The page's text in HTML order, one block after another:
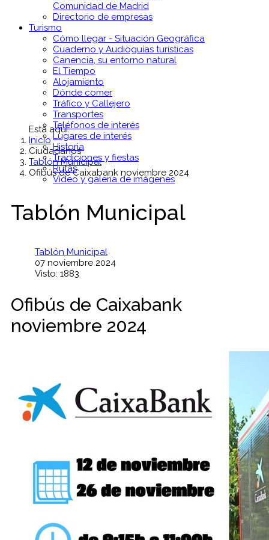
Comunidad de Madrid
Directorio de empresas
Turismo
Cómo llegar - Situación Geográfica
Cuaderno y Audioguías turísticas
Canencia, su entorno natural
El Tiempo
Alojamiento
Dónde comer
Tráfico y Callejero
Transportes
Teléfonos de interés
Lugares de interés
Historia
Tradiciones y fiestas
Rutas
Vídeo y galería de imágenes
Está aquí:
Inicio
Ciudadanos
Tablón Municipal
Ofibús de Caixabank noviembre 2024
Tablón Municipal
Tablón Municipal
07 noviembre 2024
Visto: 1883
Ofibús de Caixabank
noviembre 2024